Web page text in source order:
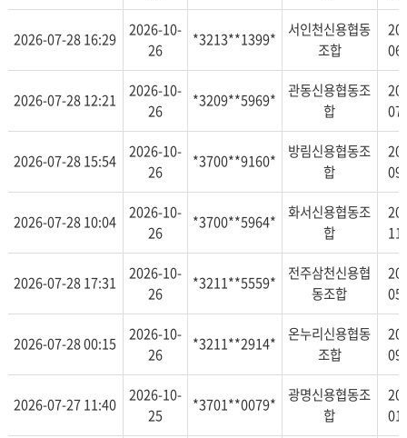
2026-07-28 16:29
2026-10-
26
*3213**1399*
서인천신용협동
조합
2026-07-28 12:21
2026-10-
26
*3209**5969*
관동신용협동조
합
2026-07-28 15:54
2026-10-
26
*3700**9160*
방림신용협동조
합
2026-07-28 10:04
2026-10-
26
*3700**5964*
화서신용협동조
합
2026-07-28 17:31
2026-10-
26
*3211**5559*
전주삼천신용협
동조합
2026-07-28 00:15
2026-10-
26
*3211**2914*
온누리신용협동
조합
2026-07-27 11:40
2026-10-
25
*3701**0079*
광명신용협동조
합